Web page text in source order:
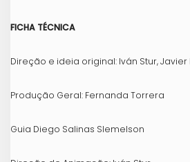
FICHA TÉCNICA
Direção e ideia original: Iván Stur,
Produção Geral: Fernanda Torrera
Guia Diego Salinas Slemelson